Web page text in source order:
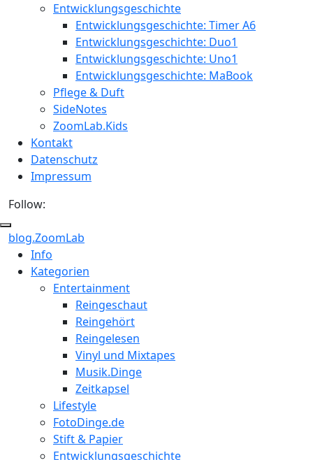
Entwicklungsgeschichte
Entwicklungsgeschichte: Timer A6
Entwicklungsgeschichte: Duo1
Entwicklungsgeschichte: Uno1
Entwicklungsgeschichte: MaBook
Pflege & Duft
SideNotes
ZoomLab.Kids
Kontakt
Datenschutz
Impressum
Follow:
blog.ZoomLab
ZoomLab
//
Info
Kategorien
Entertainment
Reingeschaut
Reingehört
Reingelesen
Vinyl und Mixtapes
Musik.Dinge
Zeitkapsel
Lifestyle
FotoDinge.de
Stift & Papier
Entwicklungsgeschichte